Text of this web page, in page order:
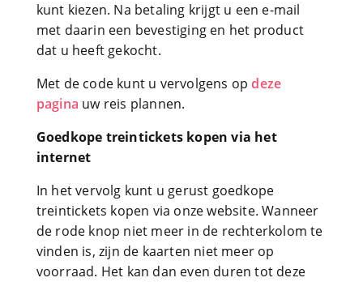
kunt kiezen. Na betaling krijgt u een e-mail
met daarin een bevestiging en het product
dat u heeft gekocht.
Met de code kunt u vervolgens opdeze
pagina uw reis plannen.
Goedkope treintickets kopen via het
internet
In het vervolg kunt u gerust goedkope
treintickets kopen via onze website. Wanneer
de rode knop niet meer in de rechterkolom te
vinden is, zijn de kaarten niet meer op
voorraad. Het kan dan even duren tot deze